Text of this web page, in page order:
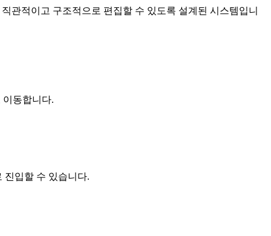
관적이고 구조적으로 편집할 수 있도록 설계된 시스템입니
이동합니다.
진입할 수 있습니다.